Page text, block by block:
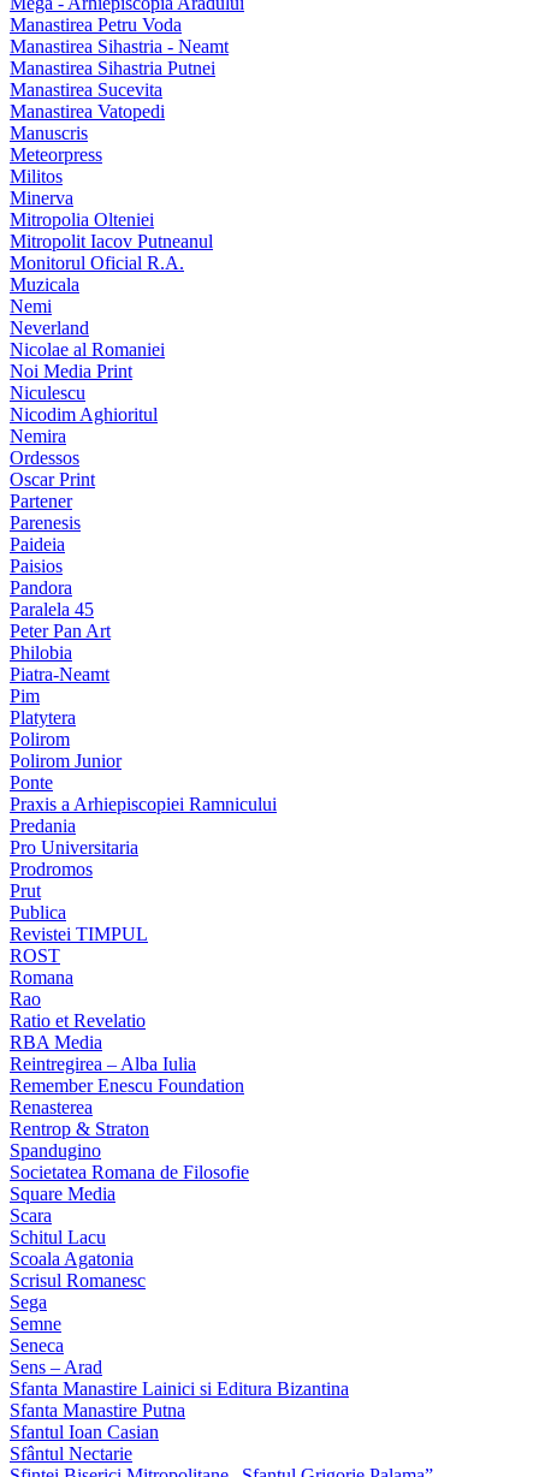
Manastirea Petru Voda
Manastirea Sihastria - Neamt
Manastirea Sihastria Putnei
Manastirea Sucevita
Manastirea Vatopedi
Manuscris
Meteorpress
Militos
Minerva
Mitropolia Olteniei
Mitropolit Iacov Putneanul
Monitorul Oficial R.A.
Muzicala
Nemi
Neverland
Nicolae al Romaniei
Noi Media Print
Niculescu
Nicodim Aghioritul
Nemira
Ordessos
Oscar Print
Partener
Parenesis
Paideia
Paisios
Pandora
Paralela 45
Peter Pan Art
Philobia
Piatra-Neamt
Pim
Platytera
Polirom
Polirom Junior
Ponte
Praxis a Arhiepiscopiei Ramnicului
Predania
Pro Universitaria
Prodromos
Prut
Publica
Revistei TIMPUL
ROST
Romana
Rao
Ratio et Revelatio
RBA Media
Reintregirea – Alba Iulia
Remember Enescu Foundation
Renasterea
Rentrop & Straton
Spandugino
Societatea Romana de Filosofie
Square Media
Scara
Schitul Lacu
Scoala Agatonia
Scrisul Romanesc
Sega
Semne
Seneca
Sens – Arad
Sfanta Manastire Lainici si Editura Bizantina
Sfanta Manastire Putna
Sfantul Ioan Casian
Sfântul Nectarie